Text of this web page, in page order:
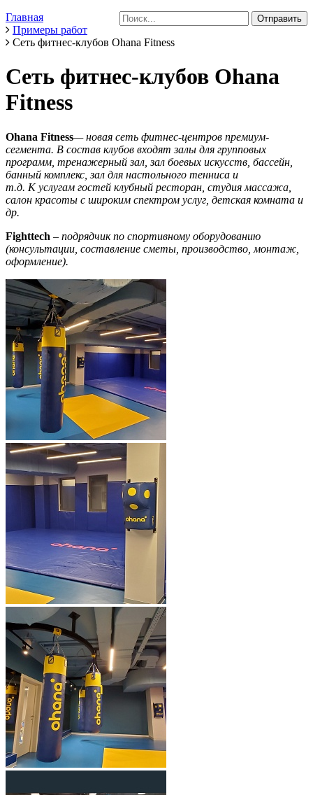
Главная
Примеры работ
Сеть фитнес-клубов Ohana Fitness
Сеть фитнес-клубов Ohana
Fitness
Ohana Fitness— новая сеть фитнес-центров премиум-
сегмента. В состав клубов входят залы для групповых
программ, тренажерный зал, зал боевых искусств, бассейн,
банный комплекс, зал для настольного тенниса и
т.д. К услугам гостей клубный ресторан, студия массажа,
салон красоты с широким спектром услуг, детская комната и
др.
Fighttech – подрядчик по спортивному оборудованию
(консультации, составление сметы, производство, монтаж,
оформление).